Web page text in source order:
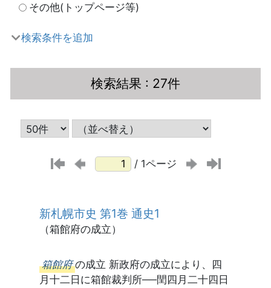
その他(トップページ等)
検索条件を追加
検索結果 : 27件
/ 1ページ
新札幌市史 第1巻 通史1
（箱館府の成立）
箱館府 の成立 新政府の成立により、四
月十二日に箱館裁判所──閏四月二十四日